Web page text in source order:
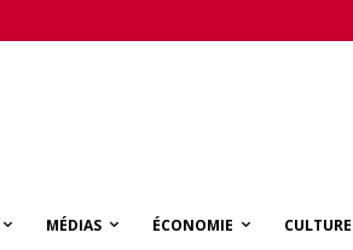
MÉDIAS ÉCONOMIE CULTURE